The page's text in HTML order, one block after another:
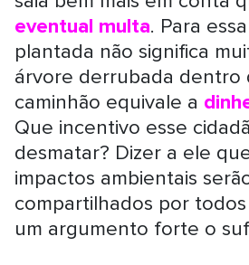
eventual multa. Para
plantada não significa
árvore derrubada dentro
caminhão equivale a
Que incentivo esse
desmatar? Dizer a ele
impactos ambientais
compartilhados por
um argumento forte o